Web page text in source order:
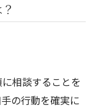
相談することを
の行動を確実に